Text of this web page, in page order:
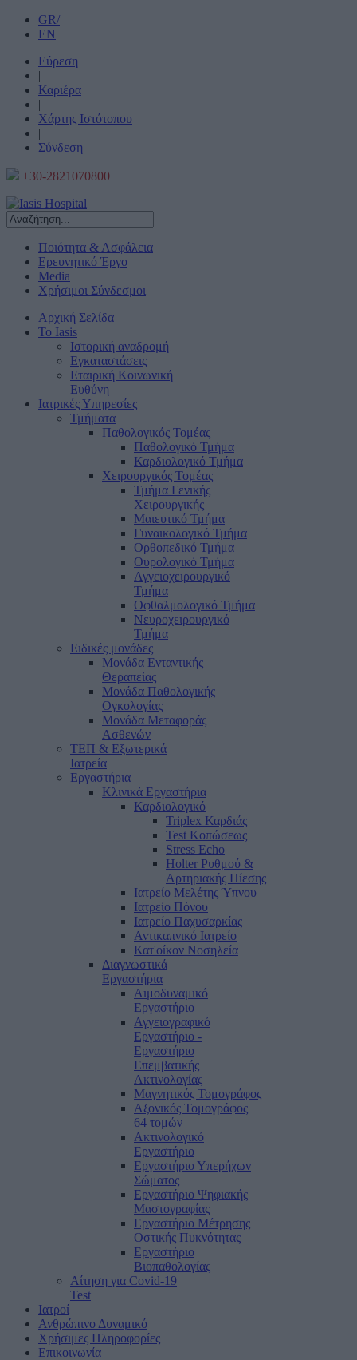
GR/
EN
Εύρεση
|
Καριέρα
|
Χάρτης Ιστότοπου
|
Σύνδεση
+30-2821070800
Ποιότητα & Ασφάλεια
Ερευνητικό Έργο
Media
Χρήσιμοι Σύνδεσμοι
Αρχική Σελίδα
Το Iasis
Ιστορική αναδρομή
Εγκαταστάσεις
Εταιρική Κοινωνική
Ευθύνη
Ιατρικές Υπηρεσίες
Τμήματα
Παθολογικός Τομέας
Παθολογικό Τμήμα
Καρδιολογικό Τμήμα
Χειρουργικός Τομέας
Τμήμα Γενικής
Χειρουργικής
Μαιευτικό Τμήμα
Γυναικολογικό Τμήμα
Ορθοπεδικό Τμήμα
Ουρολογικό Τμήμα
Αγγειοχειρουργικό
Τμήμα
Οφθαλμολογικό Τμήμα
Νευροχειρουργικό
Τμήμα
Ειδικές μονάδες
Μονάδα Ενταντικής
Θεραπείας
Μονάδα Παθολογικής
Ογκολογίας
Μονάδα Μεταφοράς
Ασθενών
ΤΕΠ & Εξωτερικά
Ιατρεία
Εργαστήρια
Κλινικά Εργαστήρια
Καρδιολογικό
Triplex Καρδιάς
Test Κοπώσεως
Stress Echo
Holter Ρυθμού &
Αρτηριακής Πίεσης
Ιατρείο Μελέτης Ύπνου
Ιατρείο Πόνου
Ιατρείο Παχυσαρκίας
Αντικαπνικό Ιατρείο
Κατ'οίκον Νοσηλεία
Διαγνωστικά
Εργαστήρια
Αιμοδυναμικό
Εργαστήριο
Αγγειογραφικό
Εργαστήριο -
Εργαστήριο
Επεμβατικής
Ακτινολογίας
Μαγνητικός Τομογράφος
Αξονικός Τομογράφος
64 τομών
Ακτινολογικό
Εργαστήριο
Εργαστήριο Υπερήχων
Σώματος
Εργαστήριο Ψηφιακής
Μαστογραφίας
Εργαστήριο Μέτρησης
Οστικής Πυκνότητας
Εργαστήριο
Βιοπαθολογίας
Αίτηση για Covid-19
Test
Ιατροί
Ανθρώπινο Δυναμικό
Χρήσιμες Πληροφορίες
Επικοινωνία